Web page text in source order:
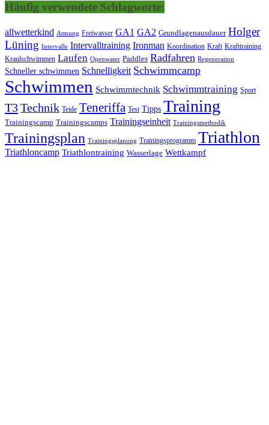
Häufig verwendete Schlagworte:
allwetterkind Atmung Freiwasser GA1 GA2 Grundlagenausdauer Holger
Lüning Intervalle Intervalltraining Ironman Koordination Kraft Krafttraining
Kraulschwimmen Laufen Openwater Paddles Radfahren Regeneration
Schneller schwimmen Schnelligkeit Schwimmcamp
Schwimmen Schwimmtechnik Schwimmtraining Sport
T3Technik Teide Teneriffa Test Tipps Training
Trainingscamp Trainingscamps Trainingseinheit Trainingsmethodik
Trainingsplan Trainingsplanung Trainingsprogramm Triathlon
Triathloncamp Triathlontraining Wasserlage Wettkampf